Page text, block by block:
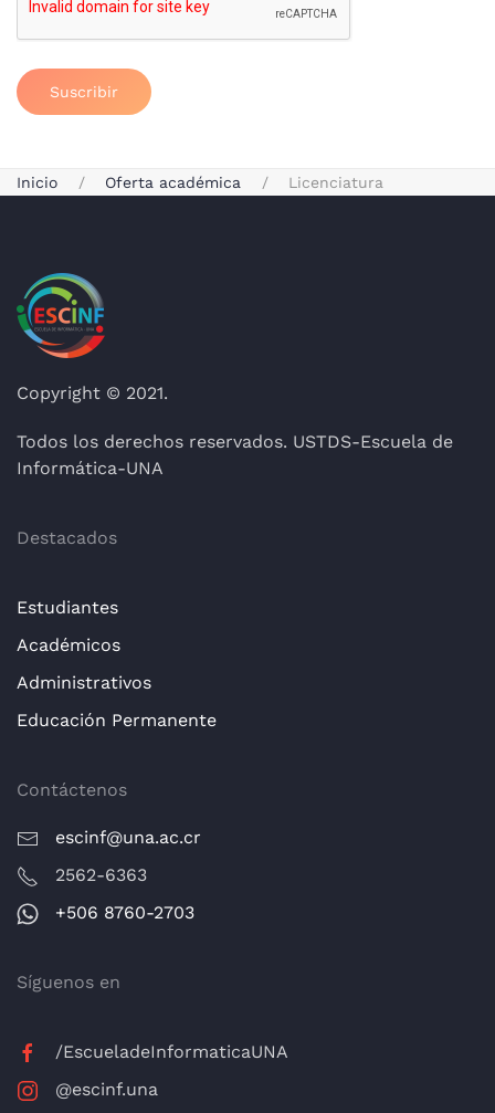
Suscribir
Inicio Oferta académica Licenciatura
Copyright © 2021.
Todos los derechos reservados. USTDS-Escuela de
Informática-UNA
Destacados
Estudiantes
Académicos
Administrativos
Educación Permanente
Contáctenos
escinf@una.ac.cr
2562-6363
+506 8760-2703
Síguenos en
/EscueladeInformaticaUNA
@escinf.una